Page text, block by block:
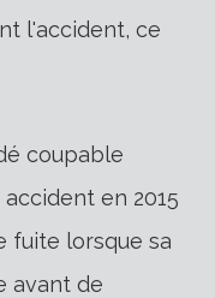
l'accident, ce
coupable
en 2015
fuite lorsque sa
avant de